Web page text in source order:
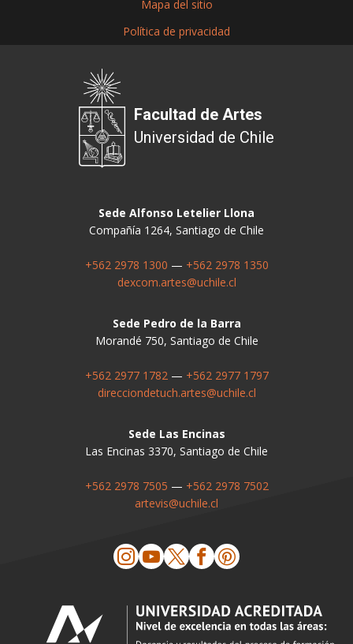
Mapa del sitio
Política de privacidad
Facultad de Artes
Universidad de Chile
Sede Alfonso Letelier Llona
Compañía 1264, Santiago de Chile
+562 2978 1300 — +562 2978 1350
dexcom.artes@uchile.cl
Sede Pedro de la Barra
Morandé 750, Santiago de Chile
+562 2977 1782— +562 2977 1797
direcciondetuch.artes@uchile.cl
Sede Las Encinas
Las Encinas 3370, Santiago de Chile
+562 2978 7505 — +562 2978 7502
artevis@uchile.cl